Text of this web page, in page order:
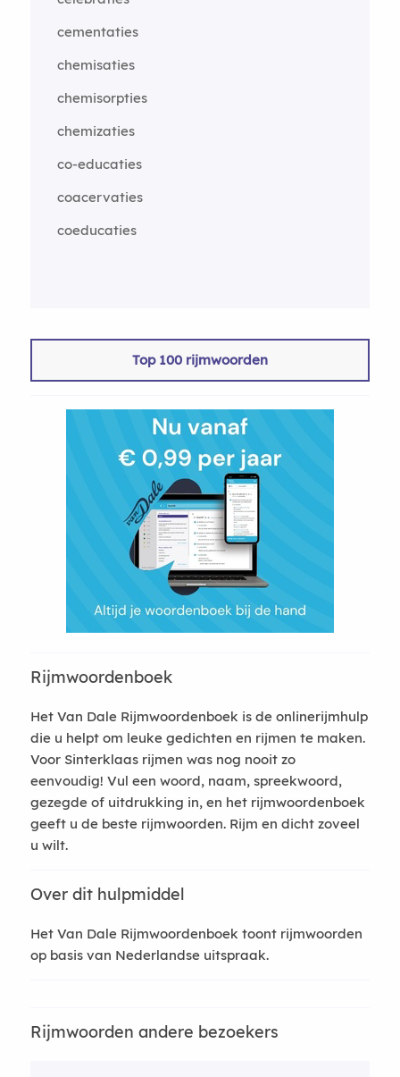
cementaties
chemisaties
chemisorpties
chemizaties
co-educaties
coacervaties
coeducaties
Top 100 rijmwoorden
Rijmwoordenboek
Het Van Dale Rijmwoordenboek is de onlinerijmhulp
die u helpt om leuke gedichten en rijmen te maken.
Voor Sinterklaas rijmen was nog nooit zo
eenvoudig! Vul een woord, naam, spreekwoord,
gezegde of uitdrukking in, en het rijmwoordenboek
geeft u de beste rijmwoorden. Rijm en dicht zoveel
u wilt.
Over dit hulpmiddel
Het Van Dale Rijmwoordenboek toont rijmwoorden
op basis van Nederlandse uitspraak.
Rijmwoorden andere bezoekers